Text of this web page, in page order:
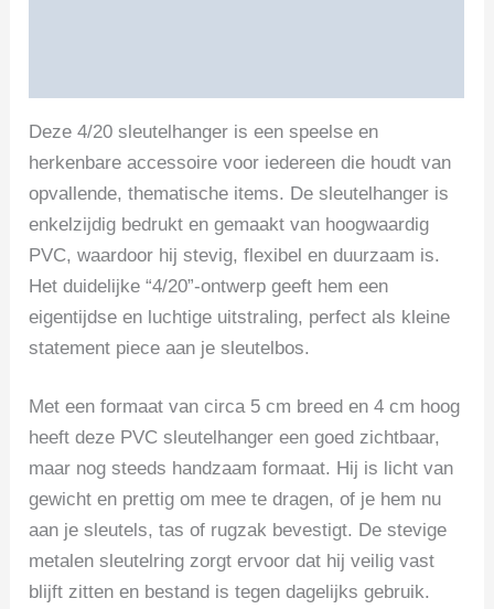
Deze 4/20 sleutelhanger is een speelse en
herkenbare accessoire voor iedereen die houdt van
opvallende, thematische items. De sleutelhanger is
enkelzijdig bedrukt en gemaakt van hoogwaardig
PVC, waardoor hij stevig, flexibel en duurzaam is.
Het duidelijke “4/20”-ontwerp geeft hem een
eigentijdse en luchtige uitstraling, perfect als kleine
statement piece aan je sleutelbos.
Met een formaat van circa 5 cm breed en 4 cm hoog
heeft deze PVC sleutelhanger een goed zichtbaar,
maar nog steeds handzaam formaat. Hij is licht van
gewicht en prettig om mee te dragen, of je hem nu
aan je sleutels, tas of rugzak bevestigt. De stevige
metalen sleutelring zorgt ervoor dat hij veilig vast
blijft zitten en bestand is tegen dagelijks gebruik.